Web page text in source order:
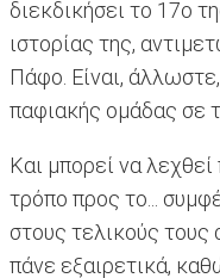
διεκδικήσει το 17ο
ιστορίας της,
Πάφο. Είναι,
παφιακής ομάδας σε
Και μπορεί να
τρόπο προς το...
στους τελικούς
πάνε εξαιρετικά,